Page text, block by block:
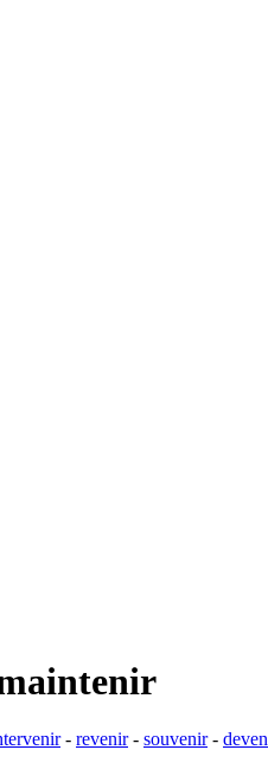
- revenir- souvenir-